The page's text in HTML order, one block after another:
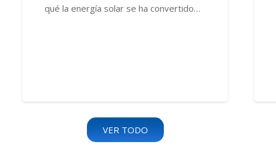
qué la energía solar se ha convertido…
VER TODO